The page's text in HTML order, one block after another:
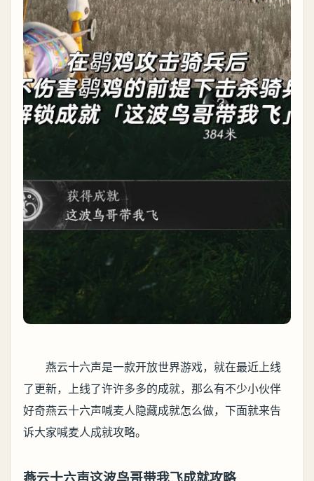
燕云十六声是一款开放世界游戏，就在最近上线
了更新，上线了许许多多的成就，那么有不少小伙伴
好奇燕云十六声喊麦人隐藏成就怎么做，下面就来告
诉大家喊麦人成就攻略。